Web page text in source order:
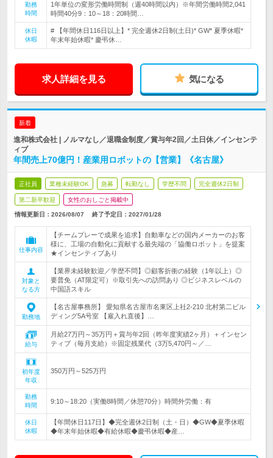
勤務
時間
1年単位の変形労働時間制（週40時間以内）※年間労働時間2,041
時間40分9：10～18：20時間…
休日
休暇
# 【年間休日116日以上】* 完全週休2日制(土日)* GW* 夏季休暇*
年末年始休暇* 慶弔休…
求人詳細を見る 気になる
新着
進和株式会社 | ノルマなし／退職金制度／賞与年2回／土日休／インセンテ
ィブ
年間売上70億円！産業用ロボットの【営業】《名古屋》
正社員 業種未経験OK 急募 転勤なし 学歴不問 完全週休2日制
第二新卒歓迎 女性のおしごと掲載中
情報更新日：2026/08/07 終了予定日： 2027/01/28
仕事内容
【チームプレーで成果を追求】自動車などの国内メーカーのお客
様に、工場の自動化に貢献する最先端の「協働ロボット」を提案
★インセンティブあり
対象と
なる方
【業界未経験歓迎／学歴不問】◎顧客折衝の経験（1年以上）◎
要普免（AT限定可）※取引先への訪問あり ◎ビジネスレベルの
中国語スキル
勤務地
【名古屋事務所】 愛知県名古屋市名東区上社2-210 北村第二ビル
ディング5A号室 【雇入れ直後】…
給与
月給27万円～35万円＋賞与年2回（昨年度実績2ヶ月）＋インセン
ティブ（毎月支給）※固定残業代（3万5,470円～／…
初年度
年収
350万円～525万円
勤務
時間
9:10～18:20（実働8時間／休憩70分）時間外労働：有
休日
休暇
【年間休日117日】◆完全週休2日制（土・日）◆GW◆夏季休暇
◆年末年始休暇◆有給休暇◆慶弔休暇◆産…